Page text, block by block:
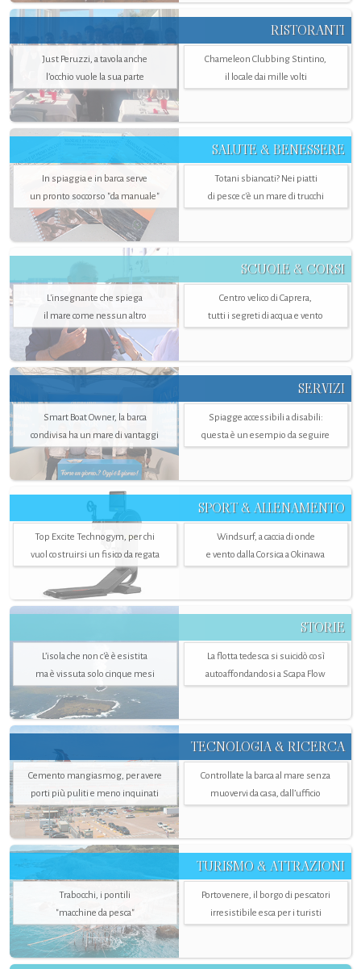
RISTORANTI
Just Peruzzi, a tavola anche
l’occhio vuole la sua parte
Chameleon Clubbing Stintino,
il locale dai mille volti
SALUTE & BENESSERE
In spiaggia e in barca serve
un pronto soccorso "da manuale"
Totani sbiancati? Nei piatti
di pesce c'è un mare di trucchi
SCUOLE & CORSI
L'insegnante che spiega
il mare come nessun altro
Centro velico di Caprera,
tutti i segreti di acqua e vento
SERVIZI
Smart Boat Owner, la barca
condivisa ha un mare di vantaggi
Spiagge accessibili a disabili:
questa è un esempio da seguire
SPORT & ALLENAMENTO
Top Excite Technogym, per chi
vuol costruirsi un fisico da regata
Windsurf, a caccia di onde
e vento dalla Corsica a Okinawa
STORIE
L’isola che non c'è è esistita
ma è vissuta solo cinque mesi
La flotta tedesca si suicidò così
autoaffondandosi a Scapa Flow
TECNOLOGIA & RICERCA
Cemento mangiasmog, per avere
porti più puliti e meno inquinati
Controllate la barca al mare senza
muovervi da casa, dall’ufficio
TURISMO & ATTRAZIONI
Trabocchi, i pontili
"macchine da pesca"
Portovenere, il borgo di pescatori
irresistibile esca per i turisti